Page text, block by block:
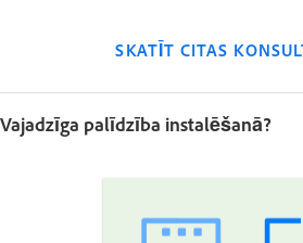
SKATĪT CITAS
Vajadzīga palīdzība instalēšanā?